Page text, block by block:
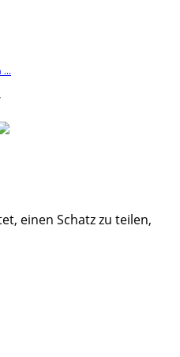
...
einen Schatz zu teilen,